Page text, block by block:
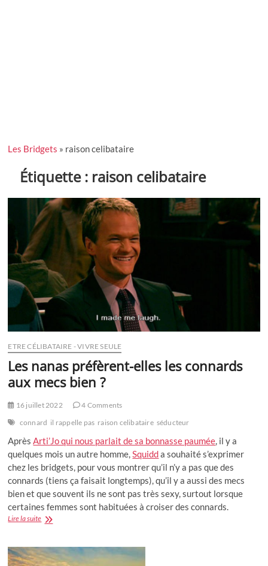
Les Bridgets » raison celibataire
Étiquette : raison celibataire
ETRE CÉLIBATAIRE - VIVRE SEULE
Les nanas préfèrent-elles les connards
aux mecs bien ?
16 juillet 2022
4 Comments
connard il rappelle pas raison celibataire séducteur
AprèsArti’Jo qui nous parlait de sa bonnasse paumée, il y a
quelques mois un autre homme,Squidda souhaité s’exprimer
chez les bridgets, pour vous montrer qu’il n’y a pas que des
connards (tiens ça faisait longtemps), qu’il y a aussi des mecs
bien et que souvent ils ne sont pas très sexy, surtout lorsque
certaines femmes sont habituées à croiser des connards.
Lire la suiteLes
les